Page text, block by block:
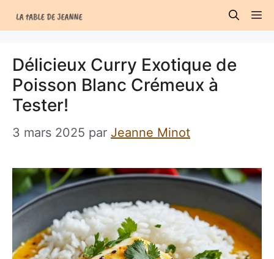
au
Délicieux Curry Exotique de
Poisson Blanc Crémeux à
Tester!
3 mars 2025 par Jeanne Minot